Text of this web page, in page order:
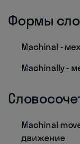
Формы
Machinal -
Machinally -
Machinal
движение